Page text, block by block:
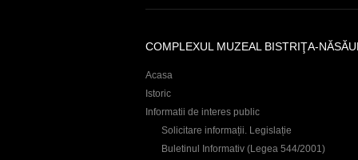
i
e
r
COMPLEXUL MUZEAL BISTRIŢA-
Acasa
Istoric
Informatii de interes public
Solicitare informații. Legislație
Buletinul Informativ (Legea 544/2001)